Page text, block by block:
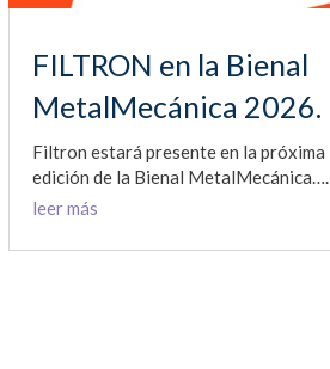
FILTRON en la Bienal
MetalMecánica 2026.
Filtron estará presente en la próxima
edición de la Bienal MetalMecánica….
leer más